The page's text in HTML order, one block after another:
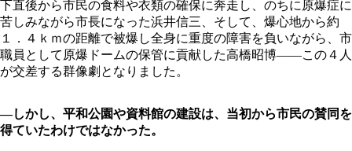
下直後から市民の食料や衣類の確保に奔走し、のちに原爆症に
苦しみながら市長になった浜井信三、そして、爆心地から約
１．４ｋｍの距離で被爆し全身に重度の障害を負いながら、市
職員として原爆ドームの保管に貢献した高橋昭博――この４人
が交差する群像劇となりました。
―しかし、平和公園や資料館の建設は、当初から市民の賛同を
得ていたわけではなかった。